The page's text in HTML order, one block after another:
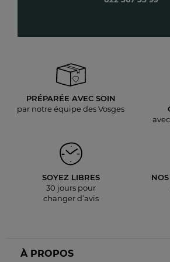
PRÉPARÉE AVEC SOIN
par notre équipe des Vosges
SOYEZ LIBRES
30 jours pour
changer d’avis
À PROPOS